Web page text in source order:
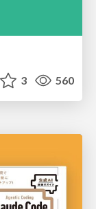
3 560